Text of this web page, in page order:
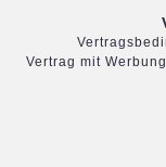
Vertrag mit